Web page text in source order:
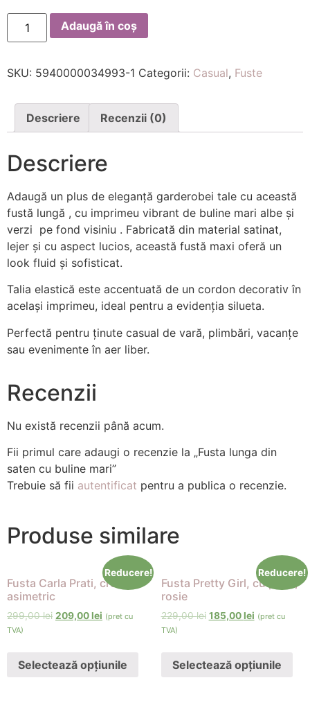
Adaugă în coș
SKU: 5940000034993-1 Categorii: Casual, Fuste
Descriere Recenzii (0)
Descriere
Adaugă un plus de eleganță garderobei tale cu această
fustă lungă , cu imprimeu vibrant de buline mari albe și
verzi pe fond visiniu . Fabricată din material satinat,
lejer și cu aspect lucios, această fustă maxi oferă un
look fluid și sofisticat.
Talia elastică este accentuată de un cordon decorativ în
același imprimeu, ideal pentru a evidenția silueta.
Perfectă pentru ținute casual de vară, plimbări, vacanțe
sau evenimente în aer liber.
Recenzii
Nu există recenzii până acum.
Fii primul care adaugi o recenzie la „Fusta lunga din
saten cu buline mari”
Trebuie să fii autentificat pentru a publica o recenzie.
Produse similare
Reducere!
Fusta Carla Prati, croi
asimetric
299,00lei 209,00lei (pret cu
TVA)
Selectează opțiunile
Reducere!
Fusta Pretty Girl, cu pliuri,
rosie
229,00lei 185,00lei (pret cu
TVA)
Selectează opțiunile